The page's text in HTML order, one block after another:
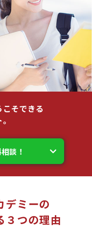
そできる
談！
デミーの
３つの理由